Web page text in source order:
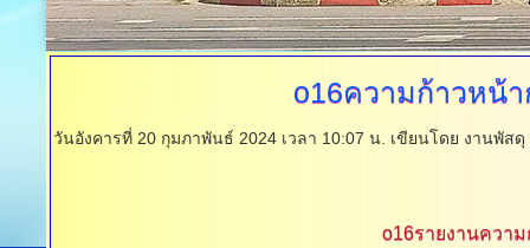
o16ความก้าวหน้
วันอังคารที่ 20 กุมภาพันธ์ 2024 เวลา 10:07 น. เขียนโดย งานพัสดุ
o16รายงานควา